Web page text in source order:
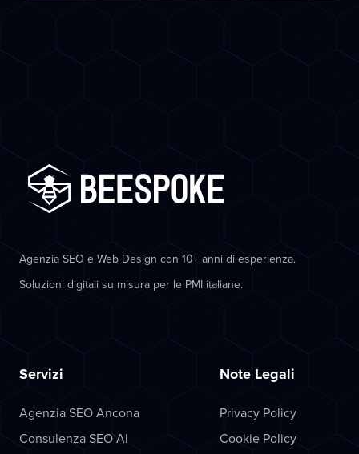
Agenzia SEO e Web Design con 10+ anni di esperienza.
Soluzioni digitali su misura per le PMI italiane.
Servizi
Agenzia SEO Ancona
Consulenza SEO AI
Note Legali
Privacy Policy
Cookie Policy